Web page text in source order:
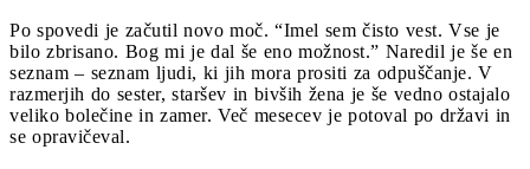
Po spovedi je začutil novo moč. “Imel sem čisto vest. Vse je
bilo zbrisano. Bog mi je dal še eno možnost.” Naredil je še en
seznam – seznam ljudi, ki jih mora prositi za odpuščanje. V
razmerjih do sester, staršev in bivših žena je še vedno ostajalo
veliko bolečine in zamer. Več mesecev je potoval po državi in
se opravičeval.